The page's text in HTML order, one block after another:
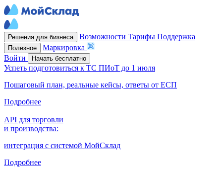
Решения для бизнеса Возможности Тарифы Поддержка
Полезное
Маркировка
Войти
Начать бесплатно
Успеть подготовиться к ТС ПИоТ до 1 июля
Пошаговый план, реальные кейсы, ответы от ЕСП
Подробнее
API для торговли
и производства:
интеграция с системой МойСклад
Подробнее